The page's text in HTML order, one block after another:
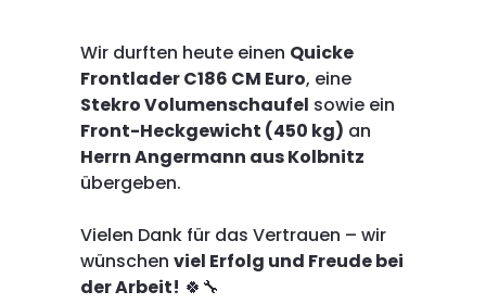
Wir durften heute einen Quicke
Frontlader C186 CM Euro, eine
Stekro Volumenschaufel sowie ein
Front-Heckgewicht (450 kg) an
Herrn Angermann aus Kolbnitz
übergeben.
Vielen Dank für das Vertrauen – wir
wünschen viel Erfolg und Freude bei
der Arbeit! 🍀🔧